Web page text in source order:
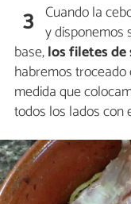
3 Cuando la
y disponemos
base,los filetes
habremos
medida que
todos los lados con